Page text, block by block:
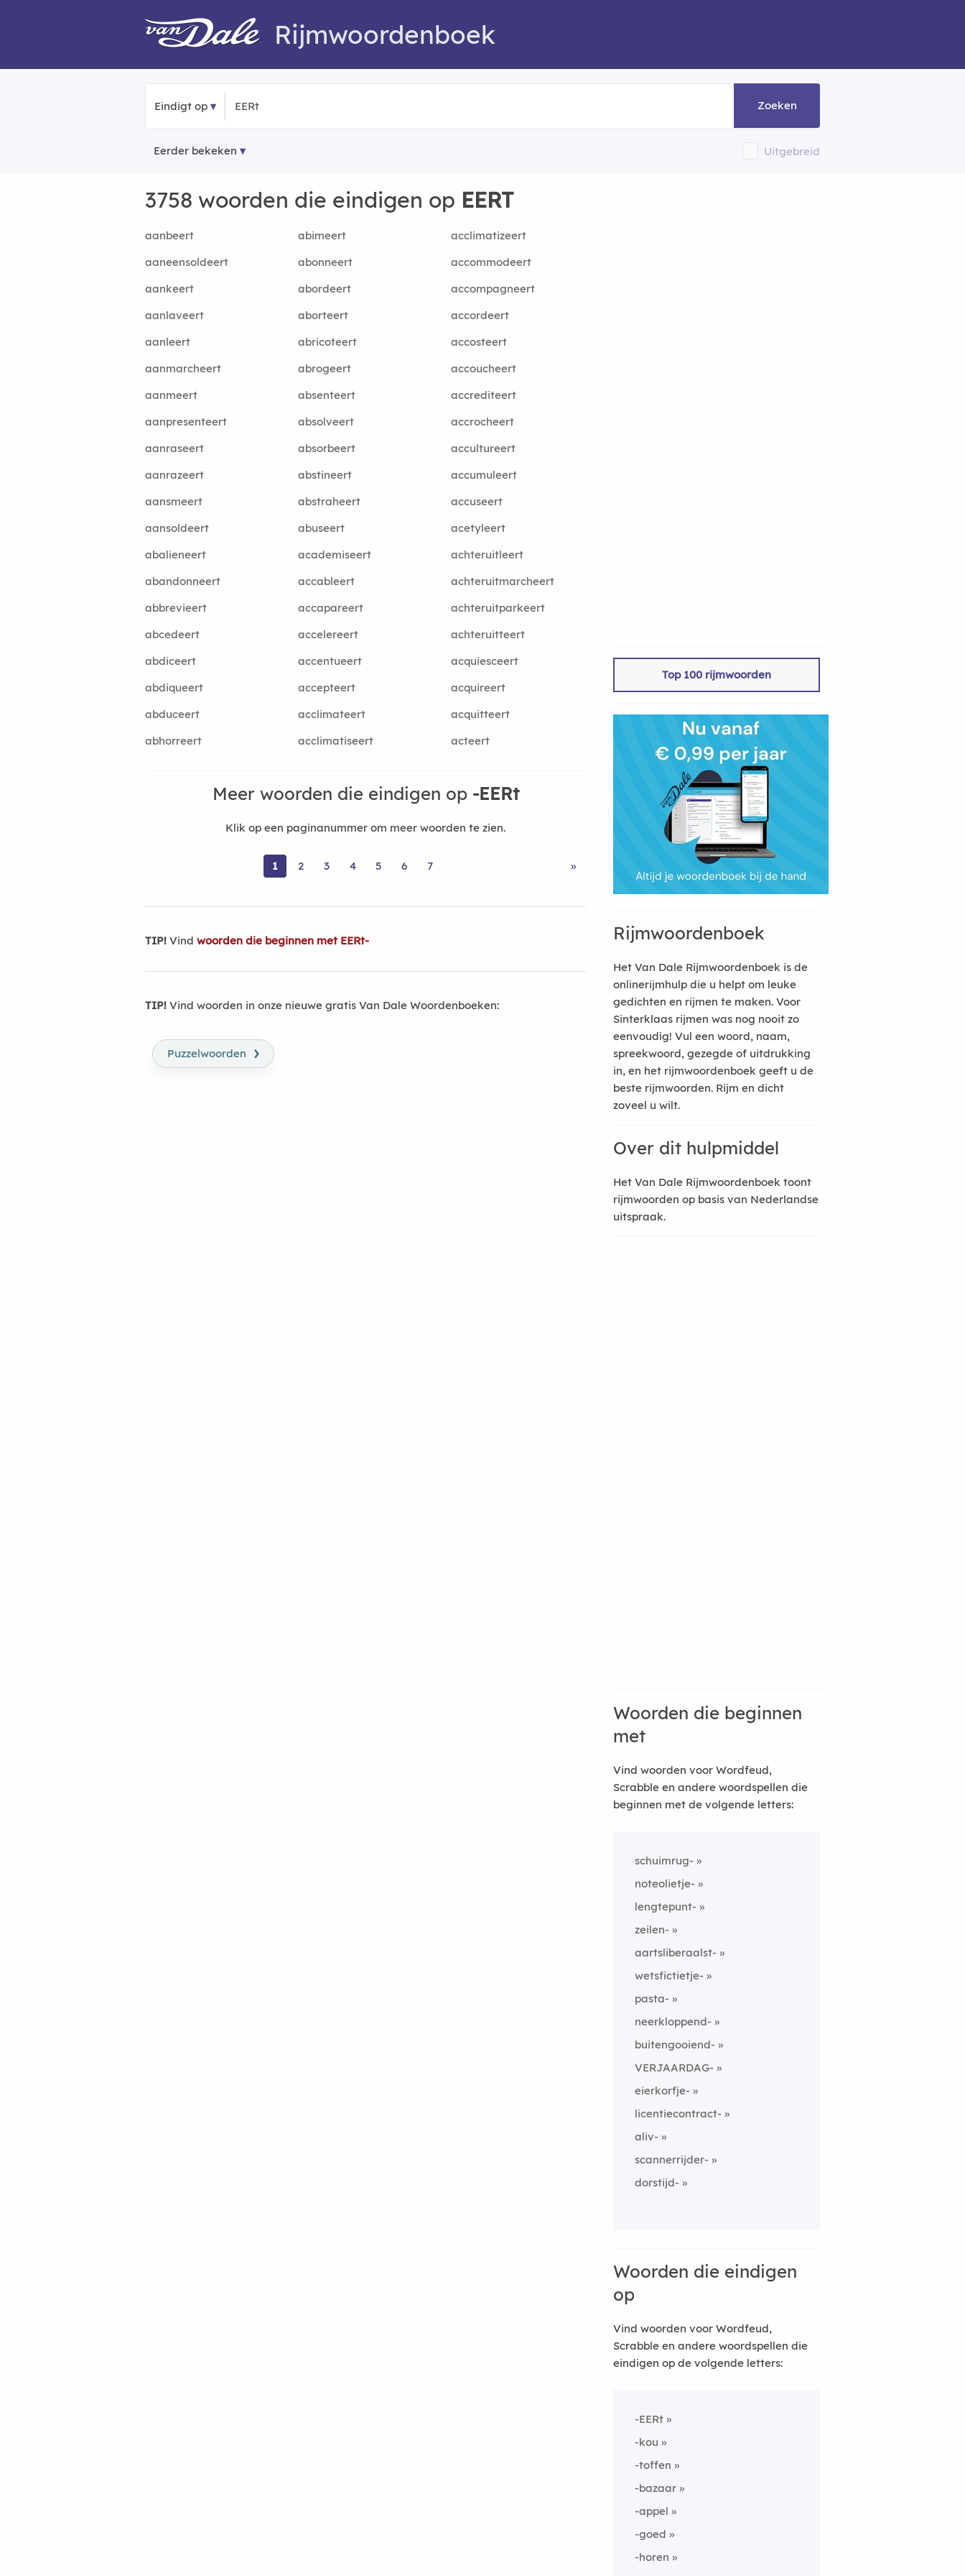
Rijmwoordenboek
Eindigt op Zoeken
Eerder bekeken Uitgebreid
3758 woorden die eindigen op EERT
aanbeert abimeert
acclimatizeert
aaneensoldeert
abonneert
accommodeert
aankeert
abordeert
accompagneert
aanlaveert
aborteert
accordeert
aanleert
abricoteert
accosteert
aanmarcheert
abrogeert
accoucheert
aanmeert
absenteert
accrediteert
aanpresenteert
absolveert
accrocheert
aanraseert
absorbeert
accultureert
aanrazeert
abstineert
accumuleert
aansmeert
abstraheert
accuseert
aansoldeert
abuseert
acetyleert
abalieneert
academiseert
achteruitleert
abandonneert
accableert
achteruitmarcheert
abbrevieert
accapareert
achteruitparkeert
abcedeert
accelereert
achteruitteert
abdiceert
accentueert
acquiesceert
abdiqueert
accepteert
acquireert
abduceert
acclimateert
acquitteert
abhorreert
acclimatiseert acteert
Meer woorden die eindigen op -EERt
Klik op een paginanummer om meer woorden te zien.
1 2 3 4 5 6 7 »
TIP! Vind woorden die beginnen met EERt-
TIP! Vind woorden in onze nieuwe gratis Van Dale Woordenboeken:
Puzzelwoorden ›
Top 100 rijmwoorden
Rijmwoordenboek
Het Van Dale Rijmwoordenboek is de
onlinerijmhulp die u helpt om leuke
gedichten en rijmen te maken. Voor
Sinterklaas rijmen was nog nooit zo
eenvoudig! Vul een woord, naam,
spreekwoord, gezegde of uitdrukking
in, en het rijmwoordenboek geeft u de
beste rijmwoorden. Rijm en dicht
zoveel u wilt.
Over dit hulpmiddel
Het Van Dale Rijmwoordenboek toont
rijmwoorden op basis van Nederlandse
uitspraak.
Woorden die beginnen
met
Vind woorden voor Wordfeud,
Scrabble en andere woordspellen die
beginnen met de volgende letters:
schuimrug-
noteolietje-
lengtepunt-
zeilen-
aartsliberaalst-
wetsfictietje-
pasta-
neerkloppend-
buitengooiend-
VERJAARDAG-
eierkorfje-
licentiecontract-
aliv-
scannerrijder-
dorstijd-
Woorden die eindigen
op
Vind woorden voor Wordfeud,
Scrabble en andere woordspellen die
eindigen op de volgende letters:
-EERt
-kou
-toffen
-bazaar
-appel
-goed
-horen